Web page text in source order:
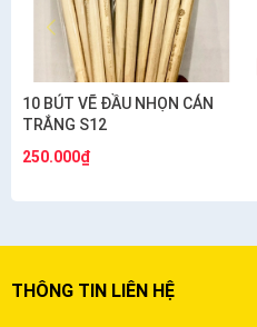
10 BÚT VẼ ĐẦU NHỌN CÁN
TRẮNG S12
250.000₫
THÔNG TIN LIÊN HỆ